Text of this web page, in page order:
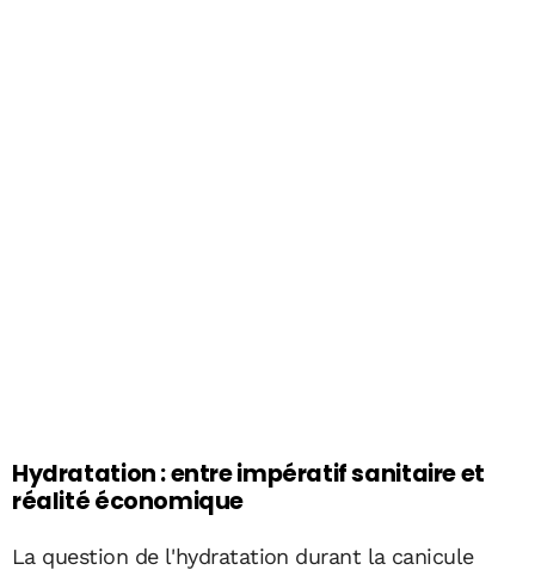
Hydratation : entre impératif sanitaire et
réalité économique
La question de l'hydratation durant la canicule